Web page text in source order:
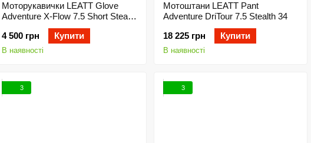
Моторукавички LEATT Glove
Adventure X-Flow 7.5 Short Stealth
4 500 грн
Купити
В наявності
Мотоштани LEATT Pant
Adventure DriTour 7.5 Stealth 34
18 225 грн
Купити
В наявності
3 3